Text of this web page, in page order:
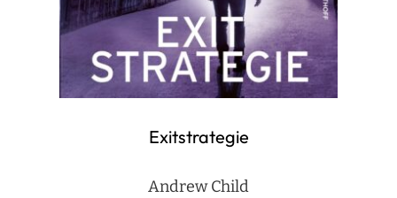
Exitstrategie
Andrew Child